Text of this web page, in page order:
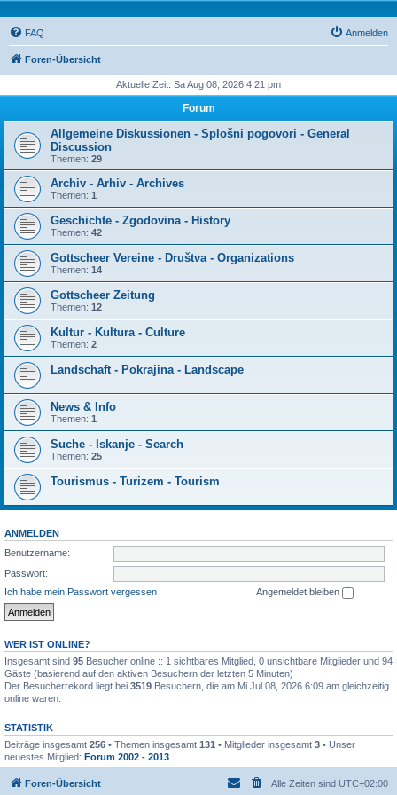
FAQ Anmelden
Foren-Übersicht
Aktuelle Zeit: Sa Aug 08, 2026 4:21 pm
Forum
Allgemeine Diskussionen - Splošni pogovori - General
Discussion
Themen: 29
Archiv - Arhiv - Archives
Themen: 1
Geschichte - Zgodovina - History
Themen: 42
Gottscheer Vereine - Društva - Organizations
Themen: 14
Gottscheer Zeitung
Themen: 12
Kultur - Kultura - Culture
Themen: 2
Landschaft - Pokrajina - Landscape
News & Info
Themen: 1
Suche - Iskanje - Search
Themen: 25
Tourismus - Turizem - Tourism
ANMELDEN
Benutzername:
Passwort:
Ich habe mein Passwort vergessen
Angemeldet bleiben
WER IST ONLINE?
Insgesamt sind 95 Besucher online :: 1 sichtbares Mitglied, 0 unsichtbare Mitglieder und 94
Gäste (basierend auf den aktiven Besuchern der letzten 5 Minuten)
Der Besucherrekord liegt bei 3519 Besuchern, die am Mi Jul 08, 2026 6:09 am gleichzeitig
online waren.
STATISTIK
Beiträge insgesamt 256 • Themen insgesamt 131 • Mitglieder insgesamt 3 • Unser
neuestes Mitglied: Forum 2002 - 2013
Foren-Übersicht Alle Zeiten sind UTC+02:00